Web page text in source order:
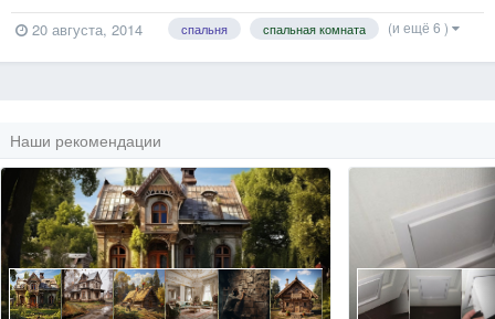
20 августа, 2014
спальня спальная комната (и ещё 6 )
Наши рекомендации